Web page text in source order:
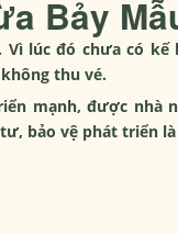
Bảy
lúc đó chưa có kế
thu vé.
mạnh, được nhà
bảo vệ phát triển